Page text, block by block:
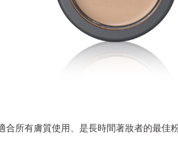
合所有膚質使用、是長時間著妝者的最佳粉